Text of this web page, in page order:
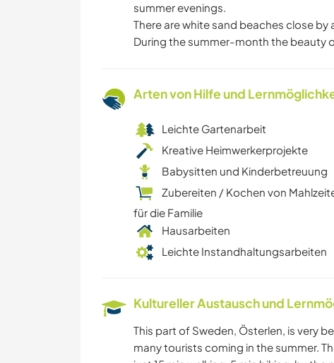
summer evenings.
There are white sand beaches close
During the summer-month the beauty
Arten von Hilfe und
Leichte Gartenarbeit
Kreative Heimwerkerprojekte
Babysitten und Kinderbetreuung
Zubereiten / Kochen von
für die Familie
Hausarbeiten
Leichte Instandhaltungsarbeiten
Kultureller Austausch und
This part of Sweden, Österlen, is very
many tourists coming in the summer.